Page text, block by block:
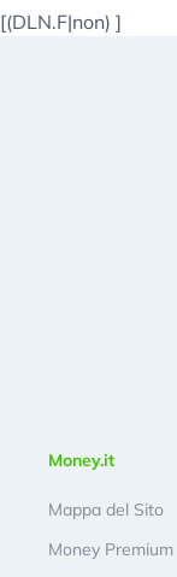
[(DLN.F|non) ]
Money.it
Mappa del Sito
Money Premium